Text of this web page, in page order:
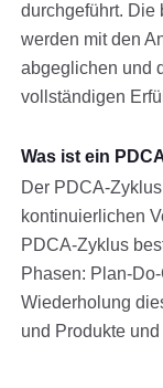
durchgeführt. Die
werden mit den
abgeglichen und
vollständigen
Was ist ein
Der PDCA-
kontinuierlichen
PDCA-Zyklus
Phasen: Plan-
Wiederholung
und Produkte